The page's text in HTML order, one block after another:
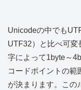
Unicodeの中でも
UTF32）と比べ可変
字によって1byte～
コードポイントの範
が決まります。この